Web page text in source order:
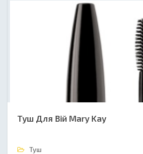
Туш Для Вій Mary Kay
Туш